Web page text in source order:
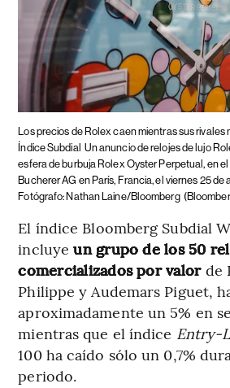
Los precios de Rolex caen mientras sus rivales
Índice Subdial Un anuncio de relojes de lujo
esfera de burbuja Rolex Oyster Perpetual, en
Bucherer AG en París, Francia, el viernes 25 de
Fotógrafo: Nathan Laine/Bloomberg
El índice Bloomberg Subdial
incluye un grupo de los 50
comercializados por valor de
Philippe y Audemars Piguet,
aproximadamente un 5% en
mientras que el índice Entry-
100 ha caído sólo un 0,7%
periodo.